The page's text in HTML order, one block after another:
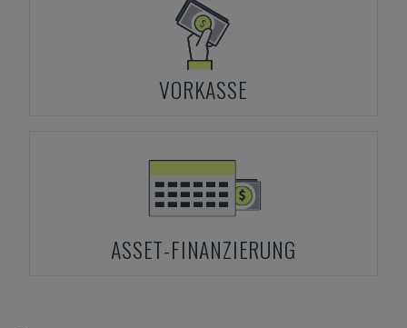
VORKASSE
ASSET-FINANZIERUNG